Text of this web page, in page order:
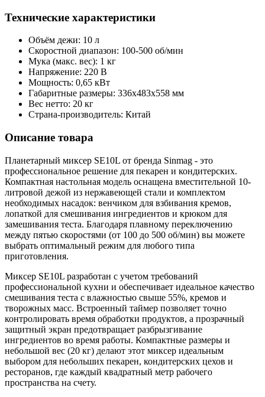
Технические характеристики
Объём дежи: 10 л
Скоростной диапазон: 100-500 об/мин
Мука (макс. вес): 1 кг
Напряжение: 220 В
Мощность: 0,65 кВт
Габаритные размеры: 336х483х558 мм
Вес нетто: 20 кг
Страна-производитель: Китай
Описание товара
Планетарный миксер SE10L от бренда Sinmag - это
профессиональное решение для пекарен и кондитерских.
Компактная настольная модель оснащена вместительной 10-
литровой дежой из нержавеющей стали и комплектом
необходимых насадок: венчиком для взбивания кремов,
лопаткой для смешивания ингредиентов и крюком для
замешивания теста. Благодаря плавному переключению
между пятью скоростями (от 100 до 500 об/мин) вы можете
выбрать оптимальный режим для любого типа
приготовления.
Миксер SE10L разработан с учетом требований
профессиональной кухни и обеспечивает идеальное качество
смешивания теста с влажностью свыше 55%, кремов и
творожных масс. Встроенный таймер позволяет точно
контролировать время обработки продуктов, а прозрачный
защитный экран предотвращает разбрызгивание
ингредиентов во время работы. Компактные размеры и
небольшой вес (20 кг) делают этот миксер идеальным
выбором для небольших пекарен, кондитерских цехов и
ресторанов, где каждый квадратный метр рабочего
пространства на счету.